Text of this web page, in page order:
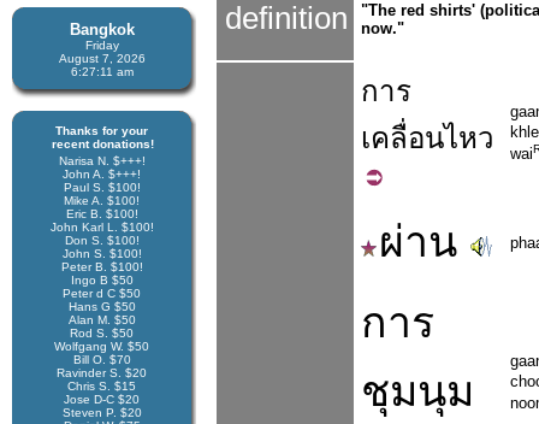
Bangkok
Friday
August 7, 2026
6:27:11 am
Thanks for your
recent donations!
Narisa N. $+++!
John A. $+++!
Paul S. $100!
Mike A. $100!
Eric B. $100!
John Karl L. $100!
Don S. $100!
John S. $100!
Peter B. $100!
Ingo B $50
Peter d C $50
Hans G $50
Alan M. $50
Rod S. $50
Wolfgang W. $50
Bill O. $70
Ravinder S. $20
Chris S. $15
Jose D-C $20
Steven P. $20
definition
"The red shirts'
now."
การ
เคลื่อนไหว
wai
ผ่าน
การ
ชุมนุม